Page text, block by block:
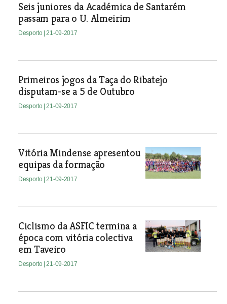
Seis juniores da Académica de Santarém
passam para o U. Almeirim
Desporto | 21-09-2017
Primeiros jogos da Taça do Ribatejo
disputam-se a 5 de Outubro
Desporto | 21-09-2017
Vitória Mindense apresentou
equipas da formação
Desporto | 21-09-2017
Ciclismo da ASFIC termina a
época com vitória colectiva
em Taveiro
Desporto | 21-09-2017